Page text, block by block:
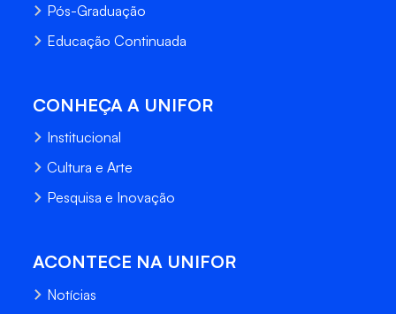
Pós-Graduação
Educação Continuada
CONHEÇA A UNIFOR
Institucional
Cultura e Arte
Pesquisa e Inovação
ACONTECE NA UNIFOR
Notícias